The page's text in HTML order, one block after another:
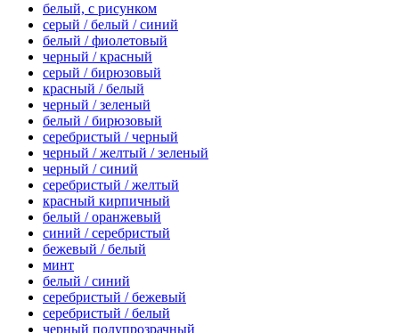
белый, с рисунком
серый / белый / синий
белый / фиолетовый
черный / красный
серый / бирюзовый
красный / белый
черный / зеленый
белый / бирюзовый
серебристый / черный
черный / желтый / зеленый
черный / синий
серебристый / желтый
красный кирпичный
белый / оранжевый
синий / серебристый
бежевый / белый
минт
белый / синий
серебристый / бежевый
серебристый / белый
черный полупрозрачный